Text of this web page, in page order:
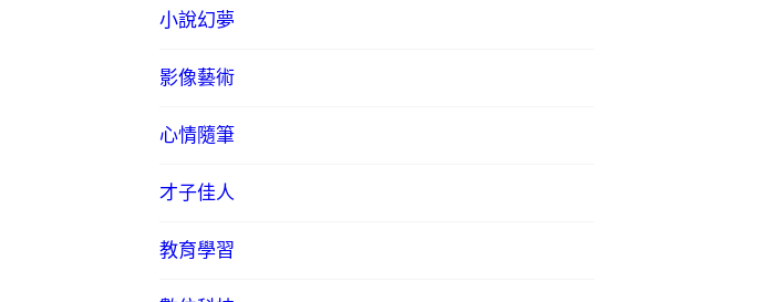
小說幻夢
影像藝術
心情隨筆
才子佳人
教育學習